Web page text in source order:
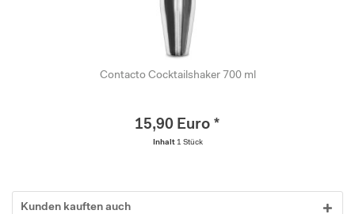
Contacto Cocktailshaker 700 ml
15,90 Euro *
Inhalt 1 Stück
Kunden kauften auch